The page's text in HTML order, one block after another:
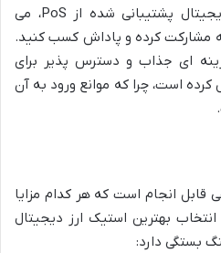
داشتن و قفل کردن ارزهای دیجیتال پشتیبانی شده از PoS، می
مشارکت کرده و پاداش کسب کنید.
ای جذاب و دسترس پذیر برای
کرده است، چرا که موانع ورود به آن
انجام است که هر کدام مزایا
بهترین استیک ارز دیجیتال
بستگی دارد: